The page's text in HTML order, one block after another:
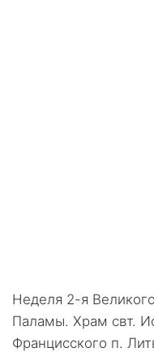
Неделя 2-я
Паламы. Храм свт.
Францисского п.